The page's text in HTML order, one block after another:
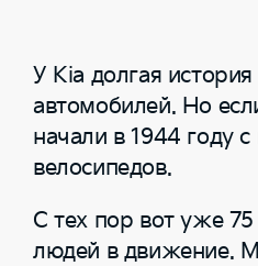
У Kia долгая
автомобилей. Но
начали в 1944 году с
велосипедов.
С тех пор вот уже
людей в движение.